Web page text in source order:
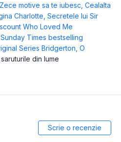
Zece motive sa te iubesc Cealalta
Charlotte Secretele lui Sir
Who Loved Me
Times bestselling
Series Bridgerton O
din lume
Scrie o recenzie